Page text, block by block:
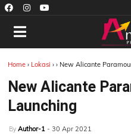
Home › Lokasi › › New Alicante
New Alicante
Launching
By Author-1 - 30 Apr 2021